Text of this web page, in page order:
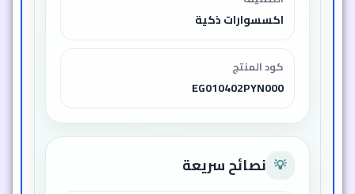
اكسسوارات ذكية
كود المنتج
EG010402PYN000
💡 نصائح سريعة